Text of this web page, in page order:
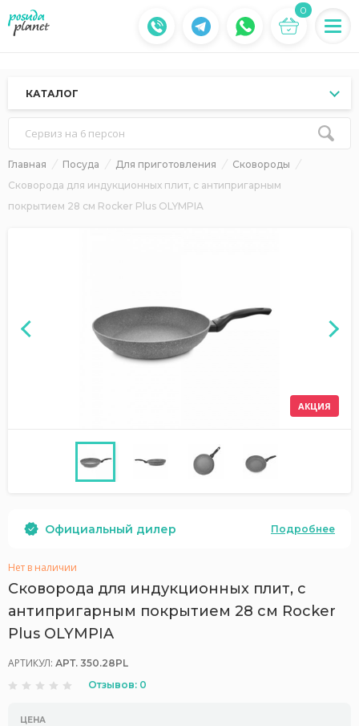
0
КАТАЛОГ
Сервиз на 6 персон
Главная Посуда Для приготовления
Сковороды
Сковорода для индукционных плит, с антипригарным
покрытием 28 см Rocker Plus OLYMPIA
АКЦИЯ
Официальный дилер Подробнее
Нет в наличии
Сковорода для индукционных плит, с
антипригарным покрытием 28 см Rocker
Plus OLYMPIA
АРТИКУЛ: АРТ. 350.28PL
Отзывов: 0
ЦЕНА